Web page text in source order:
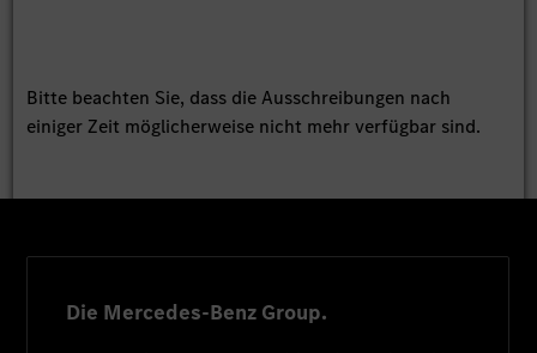
Bitte beachten Sie, dass die Ausschreibungen nach
einiger Zeit möglicherweise nicht mehr verfügbar sind.
Die Mercedes-Benz Group.